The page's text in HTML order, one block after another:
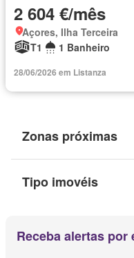
2 604 €/mês
Açores, Ilha Terceira
T1
1 Banheiro
28/06/2026 em Listanza
Zonas próximas
Tipo imovéis
Receba alertas por